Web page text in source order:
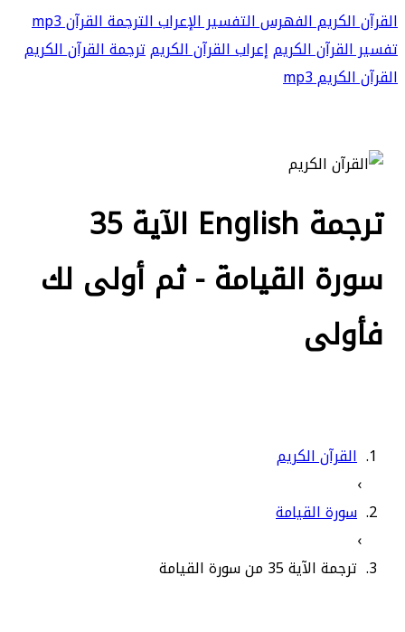
القرآن الكريمالفهرسالتفسيرالإعرابالترجمةالقرآن mp3
تفسير القرآن الكريمإعراب القرآن الكريمترجمة القرآن الكريم
القرآن الكريم mp3
ترجمة English الآية 35
سورة القيامة - ثم أولى لك
فأولى
القرآن الكريم
›
سورة القيامة
›
ترجمة الآية 35 من سورة القيامة